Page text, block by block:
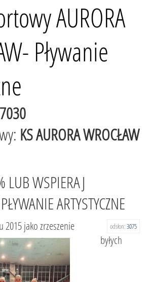
AURORA
Pływanie
KS AURORA WROCŁAW
LUB WSPIERAJ
ARTYSTYCZNE
odsłon:3075
2015 jako zrzeszenie
byłych